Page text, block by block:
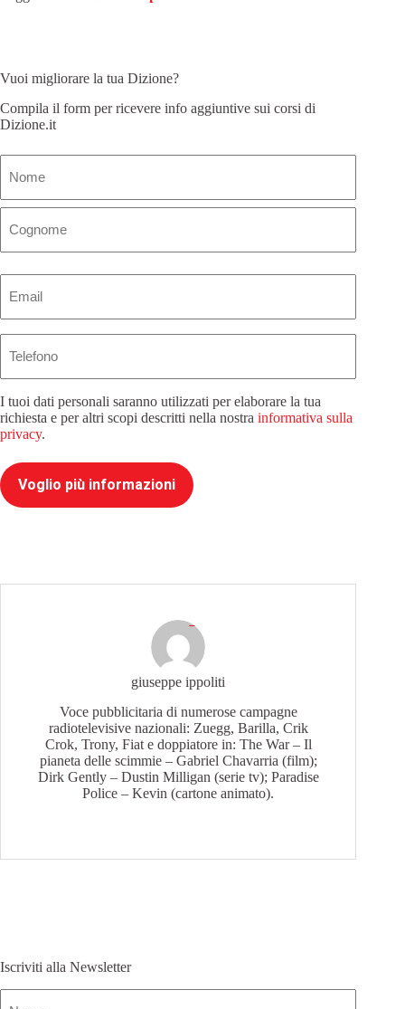
Vuoi migliorare la tua Dizione?
Compila il form per ricevere info aggiuntive sui corsi di
Dizione.it
I tuoi dati personali saranno utilizzati per elaborare la tua
richiesta e per altri scopi descritti nella nostra informativa sulla
privacy.
Voglio più informazioni
giuseppe ippoliti
Voce pubblicitaria di numerose campagne
radiotelevisive nazionali: Zuegg, Barilla, Crik
Crok, Trony, Fiat e doppiatore in: The War – Il
pianeta delle scimmie – Gabriel Chavarria (film);
Dirk Gently – Dustin Milligan (serie tv); Paradise
Police – Kevin (cartone animato).
Iscriviti alla Newsletter